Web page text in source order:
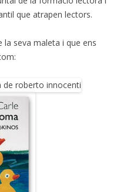
que atrapen lectors.
la seva maleta i que ens